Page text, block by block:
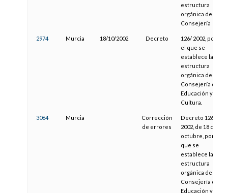
estructura
orgánica de la
Consejería
2974 Murcia 18/10/2002 Decreto
126/ 2002, por
el que se
establece la
estructura
orgánica de la
Consejería de
Educación y
Cultura.
3064 Murcia
Corrección
de errores
Decreto 126/
2002, de 18 de
octubre, por el
que se
establece la
estructura
orgánica de la
Consejería de
Educación y